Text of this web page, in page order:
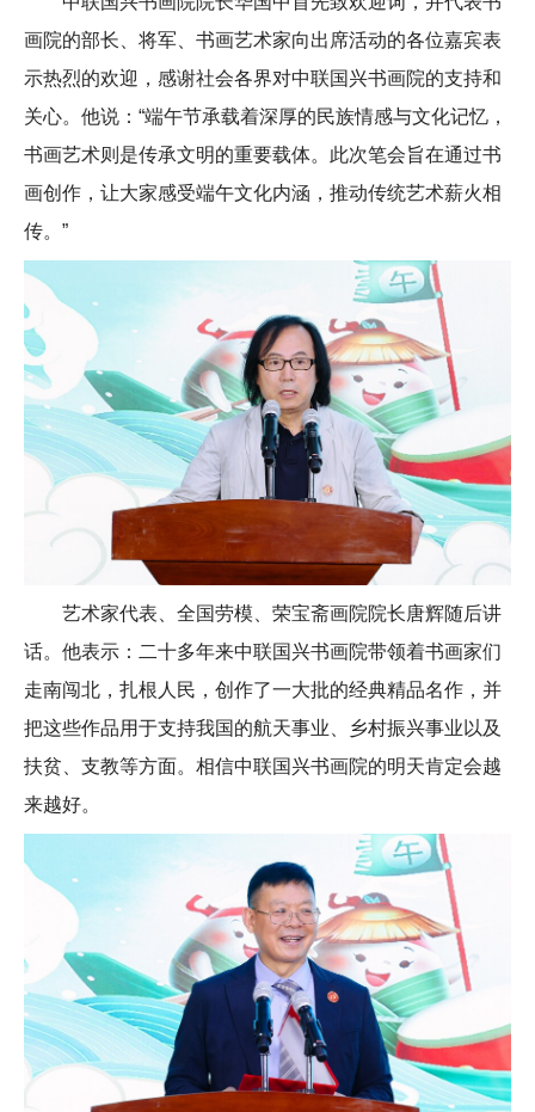
画院的部长、将军、书画艺术家向出席活动的各位嘉宾表
示热烈的欢迎，感谢社会各界对中联国兴书画院的支持和
关心。他说：“端午节承载着深厚的民族情感与文化记忆，
书画艺术则是传承文明的重要载体。此次笔会旨在通过书
画创作，让大家感受端午文化内涵，推动传统艺术薪火相
传。”
艺术家代表、全国劳模、荣宝斋画院院长唐辉随后讲
话。他表示：二十多年来中联国兴书画院带领着书画家们
走南闯北，扎根人民，创作了一大批的经典精品名作，并
把这些作品用于支持我国的航天事业、乡村振兴事业以及
扶贫、支教等方面。相信中联国兴书画院的明天肯定会越
来越好。